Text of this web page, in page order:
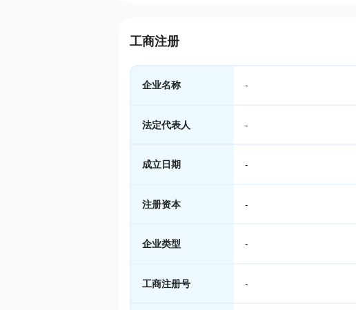
工商注册
企业名称 -
法定代表人 -
成立日期 -
注册资本 -
企业类型 -
工商注册号 -